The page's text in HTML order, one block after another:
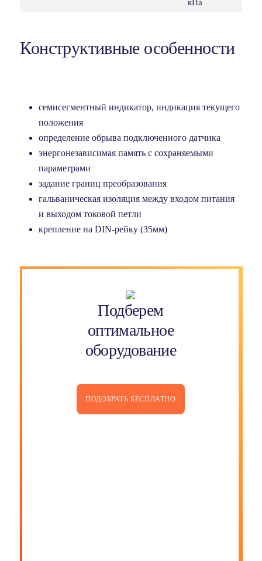
кПа
Конструктивные особенности
семисегментный индикатор, индикация текущего
положения
определение обрыва подключенного датчика
энергонезависимая память с сохраняемыми
параметрами
задание границ преобразования
гальваническая изоляция между входом питания
и выходом токовой петли
крепление на DIN-рейку (35мм)
Подберем
оптимальное
оборудование
ПОДОБРАТЬ БЕСПЛАТНО